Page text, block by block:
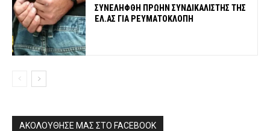
ΣΥΝΕΛΗΦΘΗ ΠΡΩΗΝ ΣΥΝΔΙΚΑΛΙΣΤΗΣ ΤΗΣ
ΕΛ.ΑΣ ΓΙΑ ΡΕΥΜΑΤΟΚΛΟΠΗ
ΑΚΟΛΟΥΘΗΣΕ ΜΑΣ ΣΤΟ FACEBOOK